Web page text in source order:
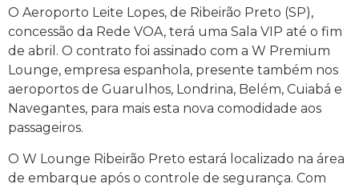
O Aeroporto Leite Lopes, de Ribeirão Preto (SP),
concessão da Rede VOA, terá uma Sala VIP até o fim
de abril. O contrato foi assinado com a W Premium
Lounge, empresa espanhola, presente também nos
aeroportos de Guarulhos, Londrina, Belém, Cuiabá e
Navegantes, para mais esta nova comodidade aos
passageiros.
O W Lounge Ribeirão Preto estará localizado na área
de embarque após o controle de segurança. Com